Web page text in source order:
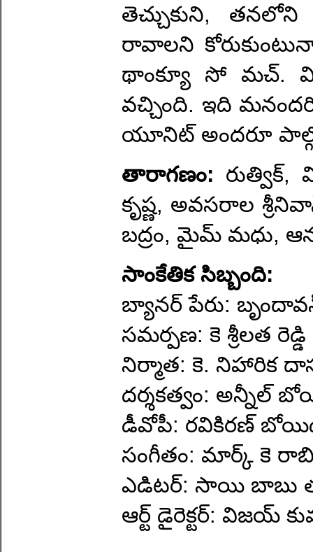
తెచ్చుకుని,
రావాలని
థాంక్యూ సో మచ్.
వచ్చింది. ఇది
యూనిట్ అందరూ
తారాగణం:
కృష్ణ, అవసరాల
బద్రం, మైమ్ మధు,
సాంకేతిక సిబ్బంది:
బ్యానర్ పేరు:
సమర్పణ: కె శ్రీలత రెడ్డి
నిర్మాత: కె. నిహారిక
దర్శకత్వం: అన్నీల్
డీవోపీ: రవికిరణ్
సంగీతం: మార్క్ కె
ఎడిటర్: సాయి బాబు
ఆర్ట్ డైరెక్టర్: విజయ్